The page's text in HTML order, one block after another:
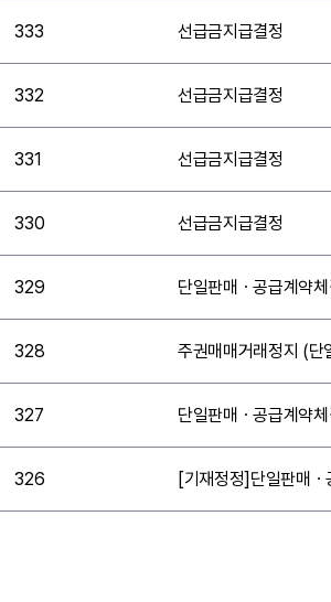
333 선급금지급결정
332 선급금지급결정
331 선급금지급결정
330 선급금지급결정
329 단일판매ㆍ공급계약
328 주권매매거래정지 (단
327 단일판매ㆍ공급계약
326 [기재정정]단일판매ㆍ